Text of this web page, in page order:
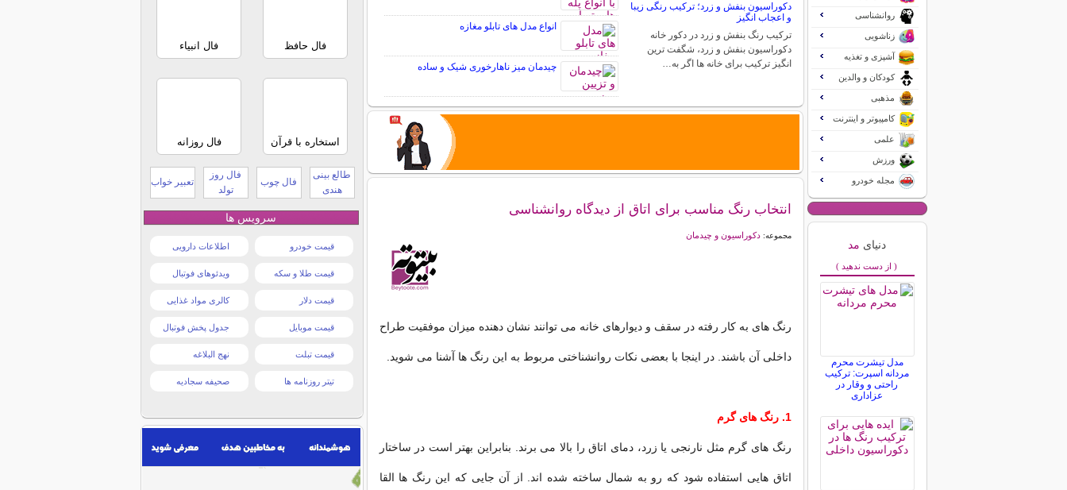
دکوراسیون بنفش و زرد؛ ترکیب رنگی زیبا
و اعجاب انگیز
ترکیب رنگ بنفش و زرد در دکور خانه
دکوراسیون بنفش و زرد، شگفت ترین
انگیز ترکیب برای خانه ها اگر به…
انواع مدل های تابلو مغازه
چیدمان میز ناهارخوری شیک و ساده
انتخاب رنگ مناسب برای اتاق از دیدگاه روانشناسی
مجموعه:دکوراسیون و چیدمان
رنگ های به کار رفته در سقف و دیوارهای خانه می توانند نشان دهنده میزان موفقیت طراح
داخلی آن باشند. در اینجا با بعضی نکات روانشناختی مربوط به این رنگ ها آشنا می شوید.
1. رنگ های گرم
رنگ های گرم مثل نارنجی یا زرد، دمای اتاق را بالا می برند. بنابراین بهتر است در ساختار
اتاق هایی استفاده شود که رو به شمال ساخته شده اند. از آن جایی که این رنگ ها القا
روانشناسی
زناشویی
آشپزی و تغذیه
کودکان و والدین
مذهبی
کامپیوتر و اینترنت
علمی
ورزش
مجله خودرو
دنیای مد
( از دست ندهید )
مدل تیشرت محرم
مردانه اسپرت: ترکیب
راحتی و وقار در
عزاداری
فال حافظ فال انبیاء
استخاره با قرآن فال روزانه
طالع بینی
هندی
فال چوب
فال روز
تولد
تعبیر خواب
سرویس ها
قیمت خودرو اطلاعات دارویی
قیمت طلا و سکه ویدئوهای فوتبال
قیمت دلار کالری مواد غذایی
قیمت موبایل جدول پخش فوتبال
قیمت تبلت نهج البلاغه
تیتر روزنامه ها صحیفه سجادیه